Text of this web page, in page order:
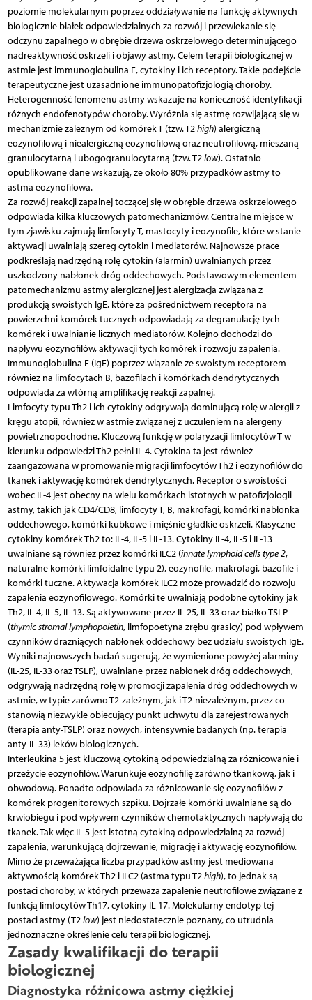
poziomie molekularnym poprzez oddziaływanie na funkcję aktywnych
biologicznie białek odpowiedzialnych za rozwój i przewlekanie się
odczynu zapalnego w obrębie drzewa oskrzelowego determinującego
nadreaktywność oskrzeli i objawy astmy. Celem terapii biologicznej w
astmie jest immunoglobulina E, cytokiny i ich receptory. Takie podejście
terapeutyczne jest uzasadnione immunopatofizjologią choroby.
Heterogenność fenomenu astmy wskazuje na konieczność identyfikacji
różnych endofenotypów choroby. Wyróżnia się astmę rozwijającą się w
mechanizmie zależnym od komórek T (tzw. T2high) alergiczną
eozynofilową i niealergiczną eozynofilową oraz neutrofilową, mieszaną
granulocytarną i ubogogranulocytarną (tzw. T2low). Ostatnio
opublikowane dane wskazują, że około 80% przypadków astmy to
astma eozynofilowa.
Za rozwój reakcji zapalnej toczącej się w obrębie drzewa oskrzelowego
odpowiada kilka kluczowych patomechanizmów. Centralne miejsce w
tym zjawisku zajmują limfocyty T, mastocyty i eozynofile, które w stanie
aktywacji uwalniają szereg cytokin i mediatorów. Najnowsze prace
podkreślają nadrzędną rolę cytokin (alarmin) uwalnianych przez
uszkodzony nabłonek dróg oddechowych. Podstawowym elementem
patomechanizmu astmy alergicznej jest alergizacja związana z
produkcją swoistych IgE, które za pośrednictwem receptora na
powierzchni komórek tucznych odpowiadają za degranulację tych
komórek i uwalnianie licznych mediatorów. Kolejno dochodzi do
napływu eozynofilów, aktywacji tych komórek i rozwoju zapalenia.
Immunoglobulina E (IgE) poprzez wiązanie ze swoistym receptorem
również na limfocytach B, bazofilach i komórkach dendrytycznych
odpowiada za wtórną amplifikację reakcji zapalnej.
Limfocyty typu Th2 i ich cytokiny odgrywają dominującą rolę w alergii z
kręgu atopii, również w astmie związanej z uczuleniem na alergeny
powietrznopochodne. Kluczową funkcję w polaryzacji limfocytów T w
kierunku odpowiedzi Th2 pełni IL-4. Cytokina ta jest również
zaangażowana w promowanie migracji limfocytów Th2 i eozynofilów do
tkanek i aktywację komórek dendrytycznych. Receptor o swoistości
wobec IL-4 jest obecny na wielu komórkach istotnych w patofizjologii
astmy, takich jak CD4/CD8, limfocyty T, B, makrofagi, komórki nabłonka
oddechowego, komórki kubkowe i mięśnie gładkie oskrzeli. Klasyczne
cytokiny komórek Th2 to: IL-4, IL-5 i IL-13. Cytokiny IL-4, IL-5 i IL-13
uwalniane są również przez komórki ILC2 (innate lymphoid cells type 2,
naturalne komórki limfoidalne typu 2), eozynofile, makrofagi, bazofile i
komórki tuczne. Aktywacja komórek ILC2 może prowadzić do rozwoju
zapalenia eozynofilowego. Komórki te uwalniają podobne cytokiny jak
Th2, IL-4, IL-5, IL-13. Są aktywowane przez IL-25, IL-33 oraz białko TSLP
(thymic stromal lymphopoietin, limfopoetyna zrębu grasicy) pod wpływem
czynników drażniących nabłonek oddechowy bez udziału swoistych IgE.
Wyniki najnowszych badań sugerują, że wymienione powyżej alarminy
(IL-25, IL-33 oraz TSLP), uwalniane przez nabłonek dróg oddechowych,
odgrywają nadrzędną rolę w promocji zapalenia dróg oddechowych w
astmie, w typie zarówno T2-zależnym, jak i T2-niezależnym, przez co
stanowią niezwykle obiecujący punkt uchwytu dla zarejestrowanych
(terapia anty-TSLP) oraz nowych, intensywnie badanych (np. terapia
anty-IL-33) leków biologicznych.
Interleukina 5 jest kluczową cytokiną odpowiedzialną za różnicowanie i
przeżycie eozynofilów. Warunkuje eozynofilię zarówno tkankową, jak i
obwodową. Ponadto odpowiada za różnicowanie się eozynofilów z
komórek progenitorowych szpiku. Dojrzałe komórki uwalniane są do
krwiobiegu i pod wpływem czynników chemotaktycznych napływają do
tkanek. Tak więc IL-5 jest istotną cytokiną odpowiedzialną za rozwój
zapalenia, warunkującą dojrzewanie, migrację i aktywację eozynofilów.
Mimo że przeważająca liczba przypadków astmy jest mediowana
aktywnością komórek Th2 i ILC2 (astma typu T2high), to jednak są
postaci choroby, w których przeważa zapalenie neutrofilowe związane z
funkcją limfocytów Th17, cytokiny IL-17. Molekularny endotyp tej
postaci astmy (T2low) jest niedostatecznie poznany, co utrudnia
jednoznaczne określenie celu terapii biologicznej.
Zasady kwalifikacji do terapii
biologicznej
Diagnostyka różnicowa astmy ciężkiej